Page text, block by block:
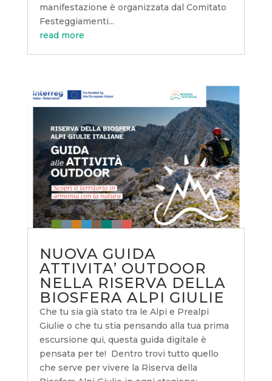
manifestazione è organizzata dal Comitato
Festeggiamenti...
read more
NUOVA GUIDA
ATTIVITA’ OUTDOOR
NELLA RISERVA DELLA
BIOSFERA ALPI GIULIE
Che tu sia già stato tra le Alpi e Prealpi
Giulie o che tu stia pensando alla tua prima
escursione qui, questa guida digitale è
pensata per te! Dentro trovi tutto quello
che serve per vivere la Riserva della